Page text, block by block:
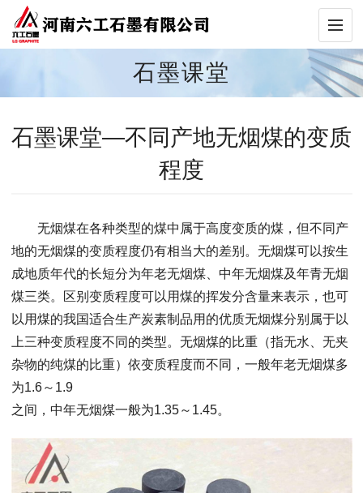
石墨课堂
石墨课堂—不同产地无烟煤的变质
程度
无烟煤在各种类型的煤中属于高度变质的煤，但不同产
地的无烟煤的变质程度仍有相当大的差别。无烟煤可以按生
成地质年代的长短分为年老无烟煤、中年无烟煤及年青无烟
煤三类。区别变质程度可以用煤的挥发分含量来表示，也可
以用煤的我国适合生产炭素制品用的优质无烟煤分别属于以
上三种变质程度不同的类型。无烟煤的比重（指无水、无夹
杂物的纯煤的比重）依变质程度而不同，一般年老无烟煤多
为1.6～1.9
之间，中年无烟煤一般为1.35～1.45。